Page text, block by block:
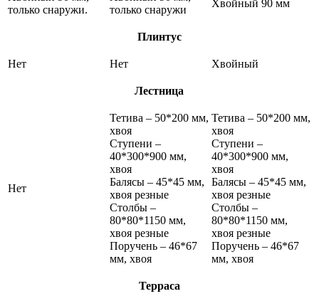
только снаружи.
только снаружи
Хвойный 90 мм
Плинтус
Нет Нет Хвойный
Лестница
Нет
Тетива – 50*200 мм,
хвоя
Ступени –
40*300*900 мм,
хвоя
Балясы – 45*45 мм,
хвоя резные
Столбы –
80*80*1150 мм,
хвоя резные
Поручень – 46*67
мм, хвоя
Тетива – 50*200 мм,
хвоя
Ступени –
40*300*900 мм,
хвоя
Балясы – 45*45 мм,
хвоя резные
Столбы –
80*80*1150 мм,
хвоя резные
Поручень – 46*67
мм, хвоя
Терраса